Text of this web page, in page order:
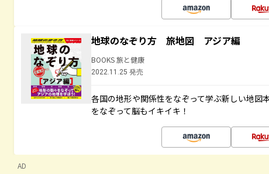
地球のなぞり方 旅地図 アジア編
BOOKS 旅と健康
2022.11.25 発売
各国の地形や関係性をなぞって学ぶ新しい地図
をなぞって脳もイキイキ！
AD